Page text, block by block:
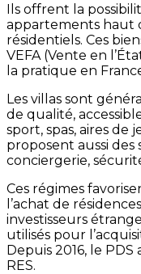
Ils offrent la
appartements haut
résidentiels. Ces
VEFA (Vente en
la pratique en
Les villas sont
de qualité,
sport, spas, aires de
proposent aussi
conciergerie,
Ces régimes
l’achat de
investisseurs
utilisés pour
Depuis 2016, le
RES.